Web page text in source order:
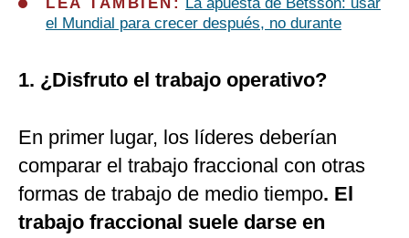
el Mundial para crecer después, no durante
1. ¿Disfruto el trabajo operativo?
En primer lugar, los líderes deberían
comparar el trabajo fraccional con otras
formas de trabajo de medio tiempo. El
trabajo fraccional suele darse en